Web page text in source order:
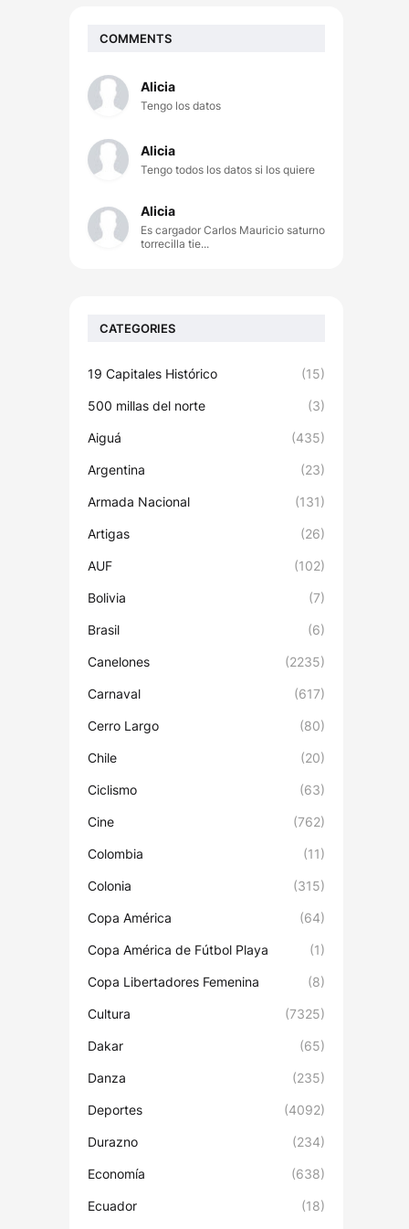
COMMENTS
Alicia
Tengo los datos
Alicia
Tengo todos los datos si los quiere
Alicia
Es cargador Carlos Mauricio saturno
torrecilla tie...
CATEGORIES
19 Capitales Histórico (15)
500 millas del norte (3)
Aiguá (435)
Argentina (23)
Armada Nacional (131)
Artigas (26)
AUF (102)
Bolivia (7)
Brasil (6)
Canelones (2235)
Carnaval (617)
Cerro Largo (80)
Chile (20)
Ciclismo (63)
Cine (762)
Colombia (11)
Colonia (315)
Copa América (64)
Copa América de Fútbol Playa (1)
Copa Libertadores Femenina (8)
Cultura (7325)
Dakar (65)
Danza (235)
Deportes (4092)
Durazno (234)
Economía (638)
Ecuador (18)